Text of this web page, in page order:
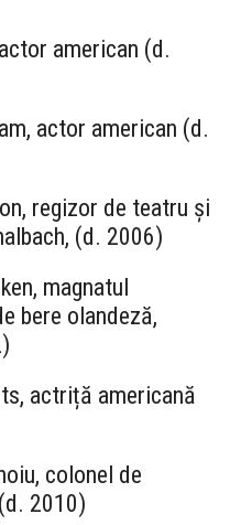
american (d.
actor american (d.
regizor de teatru și
(d. 2006)
magnatul
bere olandeză,
actriță americană
colonel de
2010)